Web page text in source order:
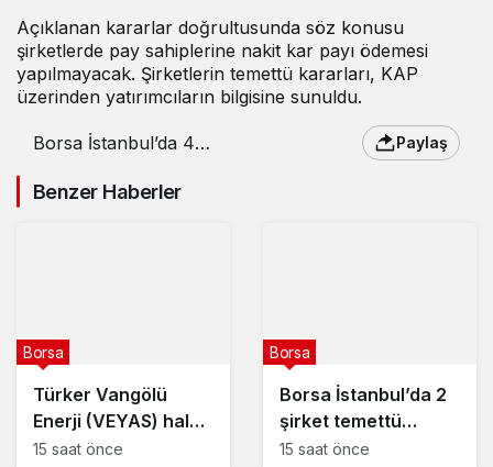
Açıklanan kararlar doğrultusunda söz konusu
şirketlerde pay sahiplerine nakit kar payı ödemesi
yapılmayacak. Şirketlerin temettü kararları, KAP
üzerinden yatırımcıların bilgisine sunuldu.
Borsa İstanbul’da 4
açıkladı
Paylaş
Benzer Haberler
Türker Vangölü
Enerji (VEYAS) halka
arz tarihleri
Borsa
15 saat önce
Borsa İstanbul’da 2
şirket temettü
kararını açıkladı – 7
Borsa
15 saat önce